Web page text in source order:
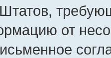
от